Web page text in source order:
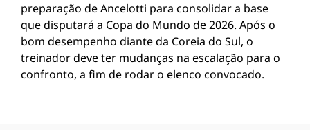
preparação de Ancelotti para consolidar a base
que disputará a Copa do Mundo de 2026. Após o
bom desempenho diante da Coreia do Sul, o
treinador deve ter mudanças na escalação para o
confronto, a fim de rodar o elenco convocado.